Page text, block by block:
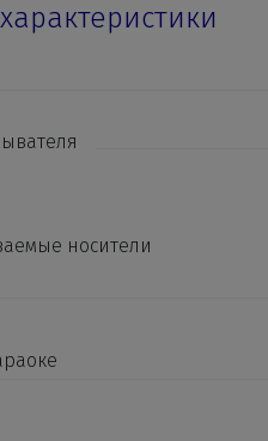
носители